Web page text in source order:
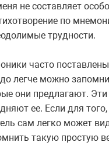
не составляет
по
трудности.
часто
легче можно
они предлагают.
ее. Если для
сам легко может
такую простую